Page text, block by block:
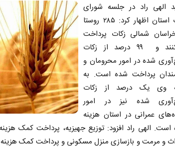
الهی راد در جلسه شورای
زکات استان اظهار کرد: ۲۸۵ روستا
شمالی زکات پرداخت
می‌کنند و ۹۹ درصد از زکات
شده در امور محرومان و
پرداخت شده است. به
وی یک درصد از زکات
شده نیز در امور
عمرانی در استان هزینه
الهی راد افزود: توزیع جهیزیه، پرداخت کمک هزینه
و مرمت و بازسازی منزل مسکونی و پرداخت کمک هزینه